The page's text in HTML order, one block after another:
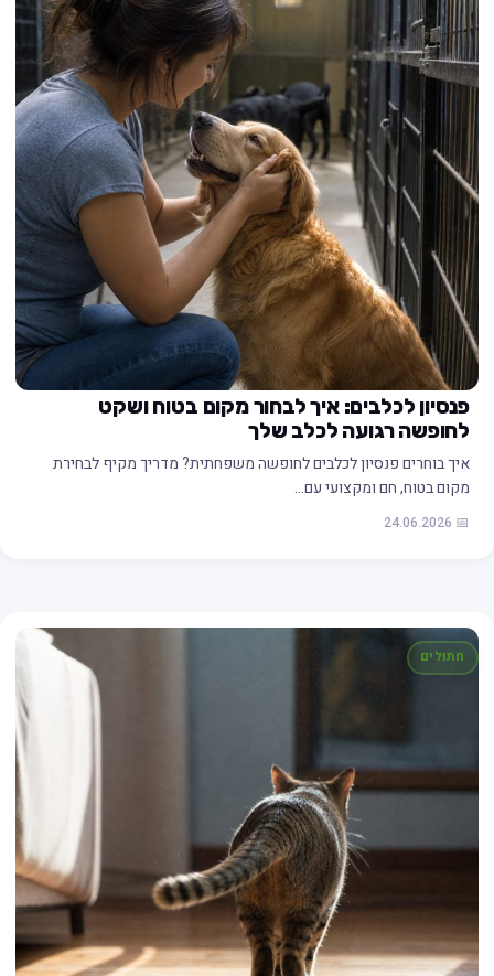
פנסיון לכלבים: איך לבחור מקום בטוח ושקט
לחופשה רגועה לכלב שלך
איך בוחרים פנסיון לכלבים לחופשה משפחתית? מדריך מקיף לבחירת
מקום בטוח, חם ומקצועי עם…
📅 24.06.2026
חתולים